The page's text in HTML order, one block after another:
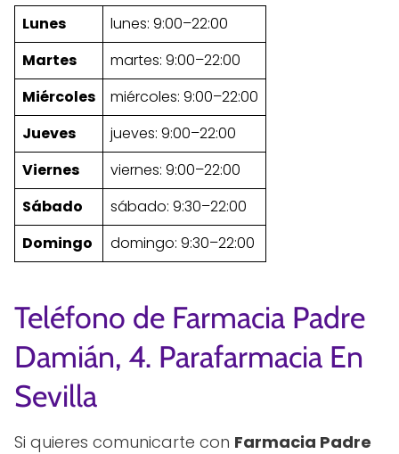
Lunes
lunes: 9:00–22:00
Martes
martes: 9:00–22:00
Miércoles
miércoles: 9:00–22:00
Jueves
jueves: 9:00–22:00
Viernes
viernes: 9:00–22:00
Sábado
sábado: 9:30–22:00
Domingo
domingo: 9:30–22:00
Teléfono de Farmacia Padre
Damián, 4. Parafarmacia En
Sevilla
Si quieres comunicarte con Farmacia Padre